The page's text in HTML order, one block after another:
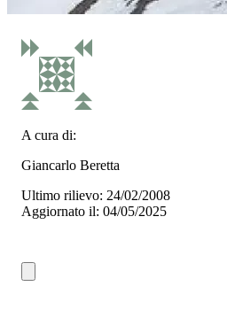
A cura di:
Giancarlo Beretta
Ultimo rilievo: 24/02/2008
Aggiornato il: 04/05/2025